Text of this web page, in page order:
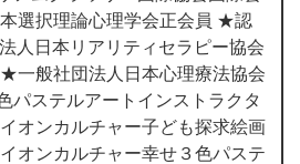
選択理論心理学会正会員 ★認
人日本リアリティセラピー協会
般社団法人日本心理療法協会
パステルアートインストラクタ
ンカルチャー子ども探求絵画
オンカルチャー幸せ３色パステ